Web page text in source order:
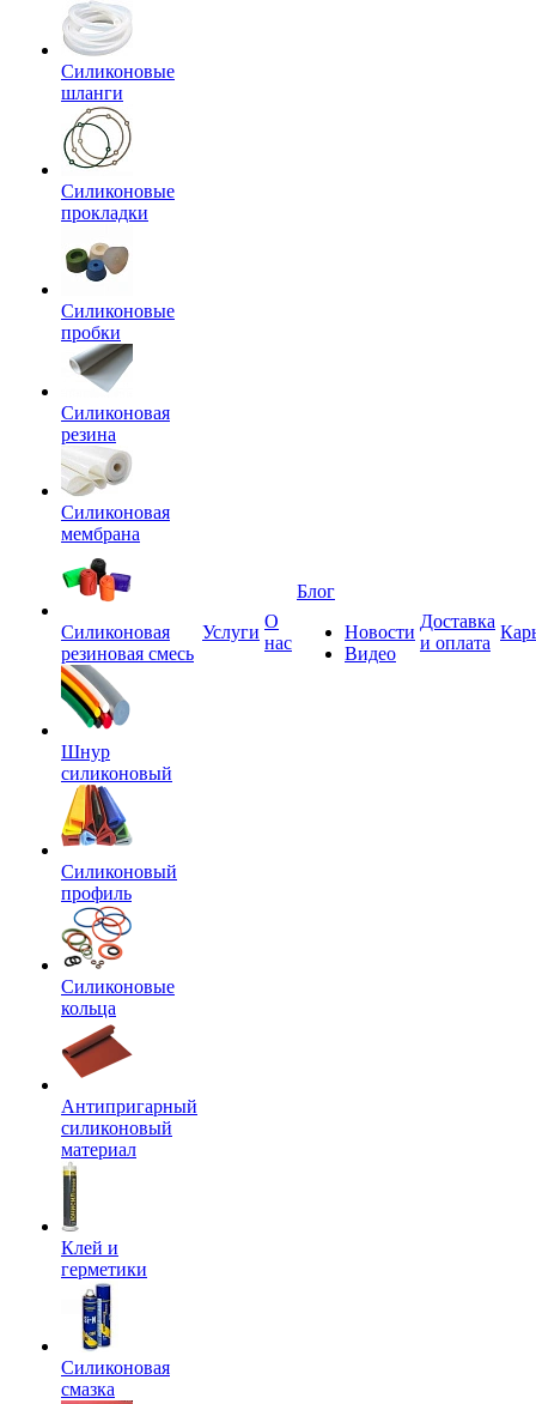
Силиконовые
шланги
Силиконовые
прокладки
Силиконовые
пробки
Силиконовая
резина
Силиконовая
мембрана
Силиконовая
резиновая смесь
Шнур
силиконовый
Силиконовый
профиль
Силиконовые
кольца
Антипригарный
силиконовый
материал
Клей и
герметики
Силиконовая
смазка
Услуги
О
нас
Блог
Новости
Видео
Доставка
и оплата